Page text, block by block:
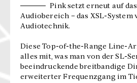
Pink setzt erneut auf
Audiobereich – das XSL-System
Audiotechnik.
Diese Top-of-the-Range Line-
alles mit, was man von der SL-
beeindruckende breitbandige
erweiterter Frequenzgang im